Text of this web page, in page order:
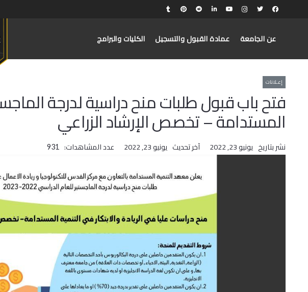
عن الجامعة عمادة القبول والتسجيل الكليات والبرامج
إعـلانات
فتح باب قبول طلبات منح دراسية لدرجة
المستدامة – تخصص الإرشاد الزراعي
نشر بتاريخ يونيو 23, 2022 آخر تحديث يونيو 23, 2022 عدد المشاهدات: 931